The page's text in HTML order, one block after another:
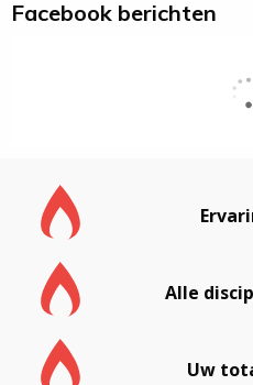
Facebook berichten
Alle
Uw